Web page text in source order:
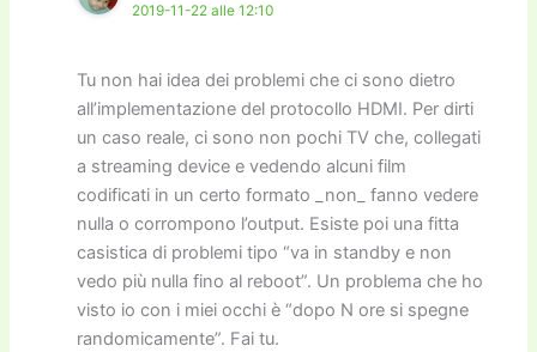
2019-11-22 alle 12:10
Tu non hai idea dei problemi che ci sono dietro
all’implementazione del protocollo HDMI. Per dirti
un caso reale, ci sono non pochi TV che, collegati
a streaming device e vedendo alcuni film
codificati in un certo formato _non_ fanno vedere
nulla o corrompono l’output. Esiste poi una fitta
casistica di problemi tipo “va in standby e non
vedo più nulla fino al reboot”. Un problema che ho
visto io con i miei occhi è “dopo N ore si spegne
randomicamente”. Fai tu.